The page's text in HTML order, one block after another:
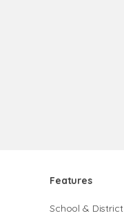
Features
School & District